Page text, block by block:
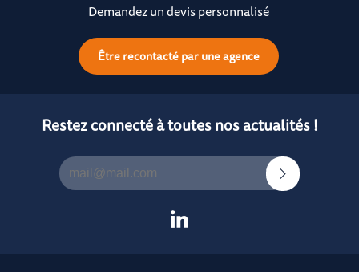
Demandez un devis personnalisé
Être recontacté par une agence
Restez connecté à toutes nos actualités !